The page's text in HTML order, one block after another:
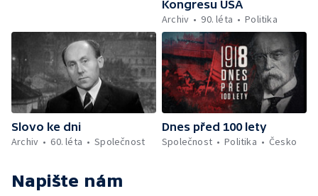
Kongresu USA
Archiv
90. léta Politika
Slovo ke dni
Archiv
60. léta Společnost
Dnes před 100 lety
Společnost
Politika Česko
Napište nám